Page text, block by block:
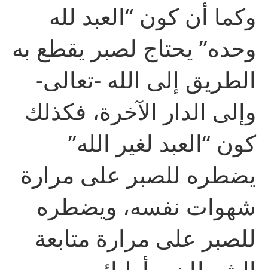
وكما أن كون “العبد لله
وحده” يحتاج لصبر يقطع به
الطريق إلى الله -تعالى-
وإلى الدار الآخرة، فكذلك
كون “العبد لغير الله”
يضطره للصبر على مرارة
شهوات نفسه، ويضطره
للصبر على مرارة متابعة